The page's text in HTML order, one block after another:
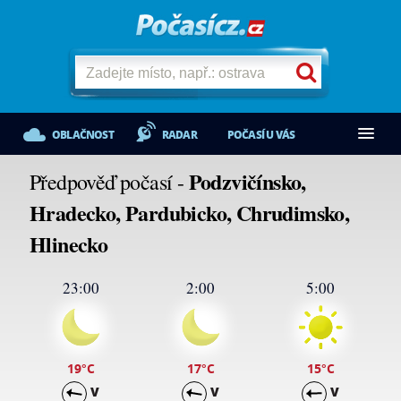
OBLAČNOST RADAR POČASÍ U VÁS
Předpověď počasí -Podzvičínsko,
Hradecko, Pardubicko, Chrudimsko,
Hlinecko
23:00
19°C
V
2:00
17°C
V
5:00
15°C
V